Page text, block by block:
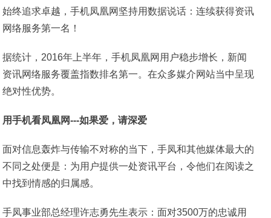
始终追求卓越，手机凤凰网坚持用数据说话：连续获得资讯
网络服务第一名！
据统计，2016年上半年，手机凤凰网用户稳步增长，新闻
资讯网络服务覆盖指数排名第一。在众多媒介网站当中呈现
绝对性优势。
用手机看凤凰网---如果爱，请深爱
面对信息轰炸与传输不对称的当下，手凤和其他媒体最大的
不同之处便是：为用户提供一处资讯平台，令他们在阅读之
中找到情感的归属感。
手凤事业部总经理许志勇先生表示：面对3500万的忠诚用